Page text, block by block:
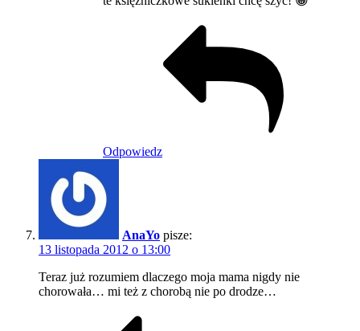
Odpowiedz
AnaYo pisze:
13 listopada 2012 o 13:00
Teraz już rozumiem dlaczego moja mama nigdy nie
chorowała… mi też z chorobą nie po drodze…